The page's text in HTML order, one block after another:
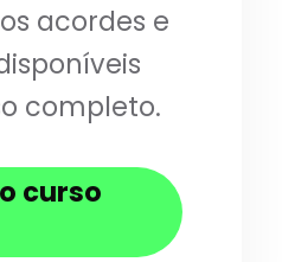
acordes e
completo.
curso